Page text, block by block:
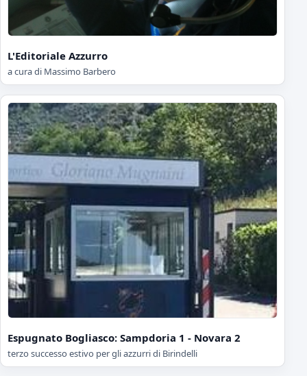
L'Editoriale Azzurro
a cura di Massimo Barbero
Espugnato Bogliasco: Sampdoria 1 - Novara 2
terzo successo estivo per gli azzurri di Birindelli